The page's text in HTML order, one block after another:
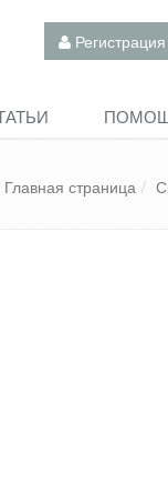
Регистрация
Главная страница